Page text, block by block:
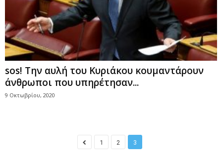
sos! Την αυλή του Κυριάκου κουμαντάρουν
άνθρωποι που υπηρέτησαν...
9 Οκτωβρίου, 2020
1 2 3